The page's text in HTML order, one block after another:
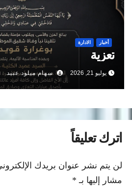
أخبار الادارة
تعزية
يوليو 21, 2026 سهام ميلود عبيد
اترك تعليقاً
لن يتم نشر عنوان بريدك الإلكتروني.
مشار إليها بـ *